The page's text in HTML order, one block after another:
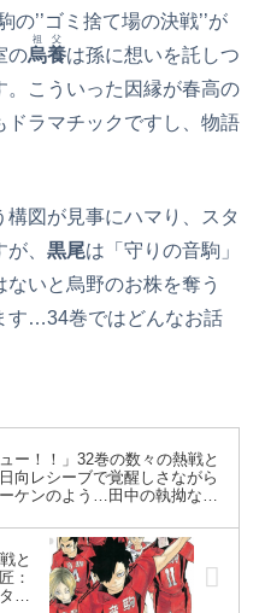
’’ゴミ捨て場の決戦’’が
の烏養
祖父
は孫に想いを託しつ
こういった因縁が春高の
ドラマチックですし、物語
図が見事にハマり、スタ
、 黒尾は「守りの音駒」
いと烏野のお株を奪う
す…34巻ではどんなお話
ュー！！」32巻の数々の熱戦と
向レシーブで覚醒しさながら
ケンのよう…田中の執拗な超
向上心がメンバーに憑依～
と
：
ー